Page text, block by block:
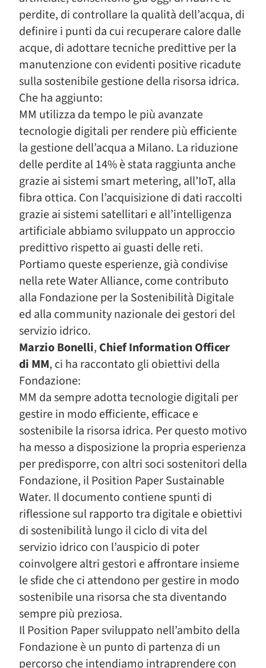
perdite, di controllare la qualità dell’acqua, di
definire i punti da cui recuperare calore dalle
acque, di adottare tecniche predittive per la
manutenzione con evidenti positive ricadute
sulla sostenibile gestione della risorsa idrica.
Che ha aggiunto:
MM utilizza da tempo le più avanzate
tecnologie digitali per rendere più efficiente
la gestione dell’acqua a Milano. La riduzione
delle perdite al 14% è stata raggiunta anche
grazie ai sistemi smart metering, all’IoT, alla
fibra ottica. Con l’acquisizione di dati raccolti
grazie ai sistemi satellitari e all’intelligenza
artificiale abbiamo sviluppato un approccio
predittivo rispetto ai guasti delle reti.
Portiamo queste esperienze, già condivise
nella rete Water Alliance, come contributo
alla Fondazione per la Sostenibilità Digitale
ed alla community nazionale dei gestori del
servizio idrico.
Marzio Bonelli, Chief Information Officer
di MM, ci ha raccontato gli obiettivi della
Fondazione:
MM da sempre adotta tecnologie digitali per
gestire in modo efficiente, efficace e
sostenibile la risorsa idrica. Per questo motivo
ha messo a disposizione la propria esperienza
per predisporre, con altri soci sostenitori della
Fondazione, il Position Paper Sustainable
Water. Il documento contiene spunti di
riflessione sul rapporto tra digitale e obiettivi
di sostenibilità lungo il ciclo di vita del
servizio idrico con l’auspicio di poter
coinvolgere altri gestori e affrontare insieme
le sfide che ci attendono per gestire in modo
sostenibile una risorsa che sta diventando
sempre più preziosa.
Il Position Paper sviluppato nell’ambito della
Fondazione è un punto di partenza di un
percorso che intendiamo intraprendere con